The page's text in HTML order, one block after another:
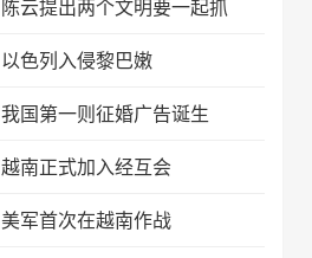
陈云提出两个文明要一起抓
以色列入侵黎巴嫩
我国第一则征婚广告诞生
越南正式加入经互会
美军首次在越南作战